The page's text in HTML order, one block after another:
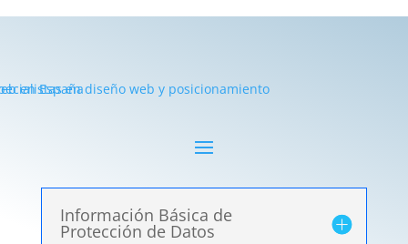
Información Básica de
Protección de Datos